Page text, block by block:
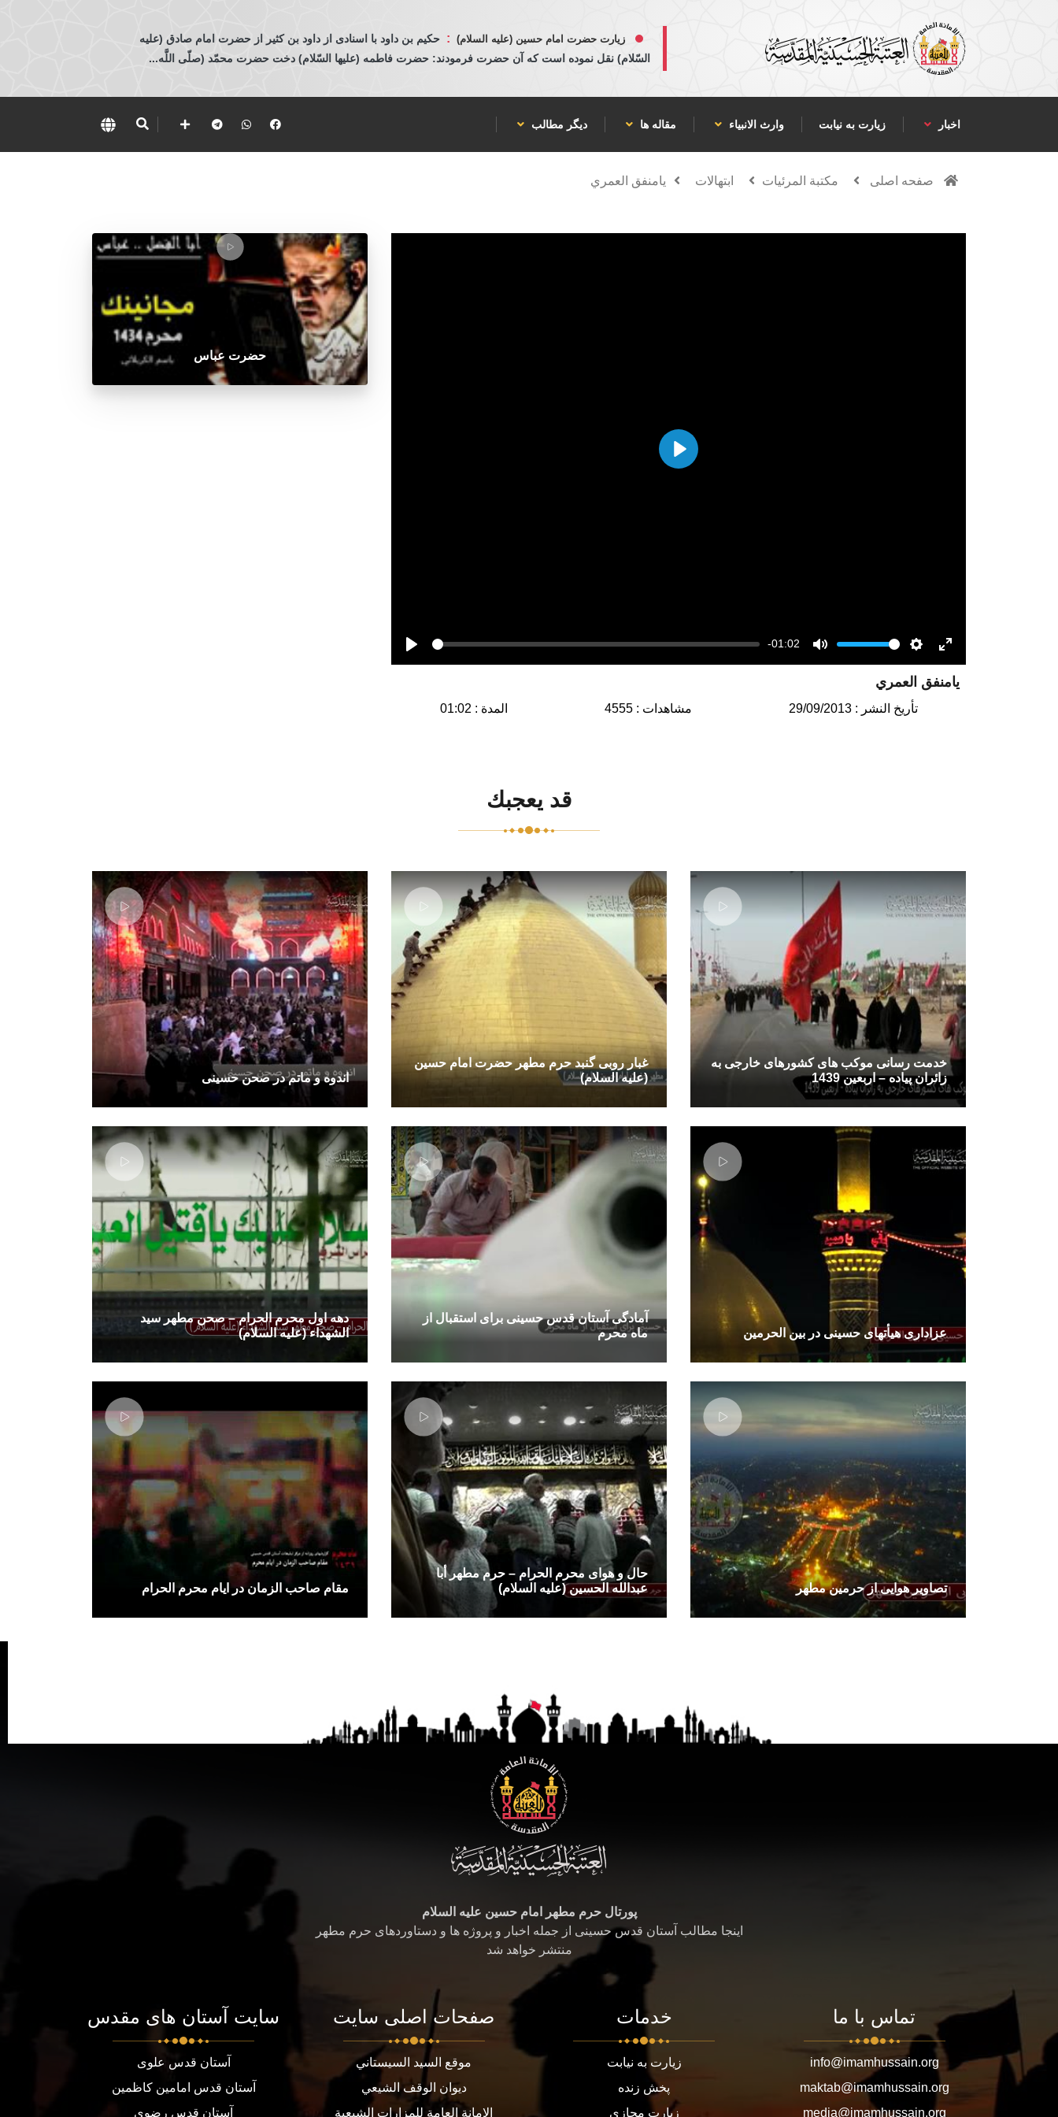
زیارت حضرت امام حسین (علیه السلام) : حكيم بن داود با اسنادی از داود بن كثير از حضرت امام صادق (عليه
السّلام) نقل نموده است كه آن حضرت فرمودند: حضرت فاطمه (عليها السّلام) دخت حضرت محمّد (صلّى اللَّه...
اخبار زیارت به نیابت وارث الانبياء مقاله ها دیگر مطالب
صفحه اصلی مكتبة المرئيات ابتهالات يامنفق العمري
Play
Play
Seek -01:02
Mute
Volume
Settings
Enter
fullscreenيامنفق العمري
تأريخ النشر : 29/09/2013 مشاهدات : 4555 المدة : 01:02
حضرت عباس
قد يعجبك
خدمت رسانی موکب های کشورهای خارجی به
زائران پیاده – اربعین 1439
غبار روبی گنبد حرم مطهر حضرت امام حسین
(علیه السلام)
اندوه و ماتم در صحن حسینی
عزاداری هیأتهای حسینی در بین الحرمین
آمادگی آستان قدس حسینی برای استقبال از
ماه محرم
دهه اول محرم الحرام – صحن مطهر سید
الشهداء (علیه السلام)
تصاوير هوایی از حرمین مطهر
حال و هوای محرم الحرام – حرم مطهر أبا
عبدالله الحسین (علیه السلام)
مقام صاحب الزمان در ایام محرم الحرام
پورتال حرم مطهر امام حسین علیه السلام
اینجا مطالب آستان قدس حسینی از جمله اخبار و پروژه ها و دستاوردهای حرم مطهر
منتشر خواهد شد
تماس با ما
info@imamhussain.org
maktab@imamhussain.org
media@imamhussain.org
خدمات
زیارت به نیابت
پخش زنده
زیارت مجازی
صفحات اصلی سایت
موقع السيد السيستاني
ديوان الوقف الشيعي
الامانة العامة للمزارات الشيعية
سایت آستان های مقدس
آستان قدس علوی
آستان قدس امامین کاظمین
آستان قدس رضوی